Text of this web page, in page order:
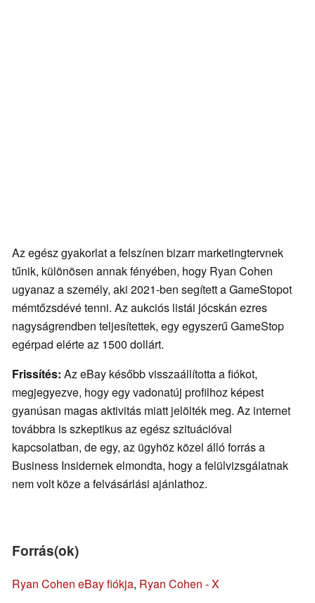
Az egész gyakorlat a felszínen bizarr marketingtervnek
tűnik, különösen annak fényében, hogy Ryan Cohen
ugyanaz a személy, aki 2021-ben segített a GameStopot
mémtőzsdévé tenni. Az aukciós listái jócskán ezres
nagyságrendben teljesítettek, egy egyszerű GameStop
egérpad elérte az 1500 dollárt.
Frissítés: Az eBay később visszaállította a fiókot,
megjegyezve, hogy egy vadonatúj profilhoz képest
gyanúsan magas aktivitás miatt jelölték meg. Az internet
továbbra is szkeptikus az egész szituációval
kapcsolatban, de egy, az ügyhöz közel álló forrás a
Business Insidernek elmondta, hogy a felülvizsgálatnak
nem volt köze a felvásárlási ajánlathoz.
Forrás(ok)
Ryan Cohen eBay fiókja, Ryan Cohen - X